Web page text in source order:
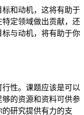
和动机，这将有助于
定领域做出贡献，还
与动机，将有助于你
性。课题应该是可以
的资源和资料可供参
研究提供有力的支